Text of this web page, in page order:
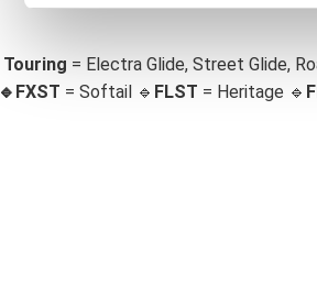
e
e
c
Touring = Electra Glide, Street Glide,
🔹 FXST = Softail 🔹 FLST = Heritage 🔹